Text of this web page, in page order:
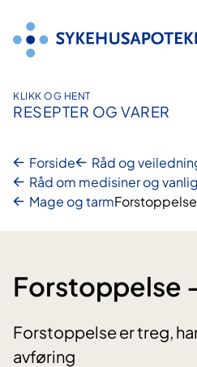
innhold
KLIKK OG HENT
RESEPTER OG VARER
Forside
Råd og
Råd om medisiner og
Mage og tarm
Forstoppelse
Forstoppelse er treg,
avføring